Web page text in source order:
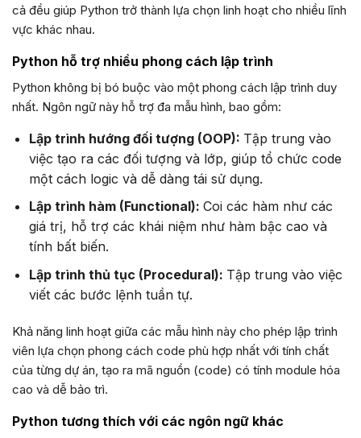
cả đều giúp Python trở thành lựa chọn linh hoạt cho nhiều lĩnh
vực khác nhau.
Python hỗ trợ nhiều phong cách lập trình
Python không bị bó buộc vào một phong cách lập trình duy
nhất. Ngôn ngữ này hỗ trợ đa mẫu hình, bao gồm:
Lập trình hướng đối tượng (OOP): Tập trung vào
việc tạo ra các đối tượng và lớp, giúp tổ chức code
một cách logic và dễ dàng tái sử dụng.
Lập trình hàm (Functional): Coi các hàm như các
giá trị, hỗ trợ các khái niệm như hàm bậc cao và
tính bất biến.
Lập trình thủ tục (Procedural): Tập trung vào việc
viết các bước lệnh tuần tự.
Khả năng linh hoạt giữa các mẫu hình này cho phép lập trình
viên lựa chọn phong cách code phù hợp nhất với tính chất
của từng dự án, tạo ra mã nguồn (code) có tính module hóa
cao và dễ bảo trì.
Python tương thích với các ngôn ngữ khác